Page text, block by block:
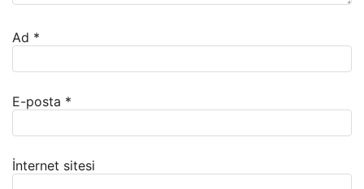
Ad *
E-posta *
İnternet sitesi